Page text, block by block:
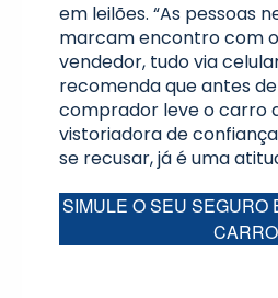
em leilões. “As pessoas
marcam encontro com
vendedor, tudo via
recomenda que antes
comprador leve o carro
vistoriadora de
se recusar, já é uma
SIMULE O SEU SEGURO
CARRO